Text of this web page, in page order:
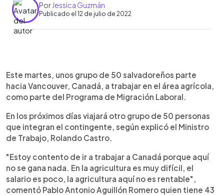
Por Jessica Guzmán
Publicado el 12 de julio de 2022
Escuchar artículo
Este martes, unos grupo de 50 salvadoreños parte
hacia Vancouver, Canadá, a trabajar en el área agrícola,
como parte del Programa de Migración Laboral.
En los próximos días viajará otro grupo de 50 personas
que integran el contingente, según explicó el Ministro
de Trabajo, Rolando Castro.
"Estoy contento de ir a trabajar a Canadá porque aquí
no se gana nada. En la agricultura es muy difícil, el
salario es poco, la agricultura aquí no es rentable",
comentó Pablo Antonio Aguillón Romero quien tiene 43